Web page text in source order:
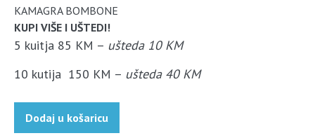
KAMAGRA BOMBONE
KUPI VIŠE I UŠTEDI!
5 kuitja 85 KM – ušteda 10 KM
10 kutija 150 KM – ušteda 40 KM
Dodaj u košaricu